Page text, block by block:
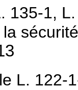
135-1,
L. 122-